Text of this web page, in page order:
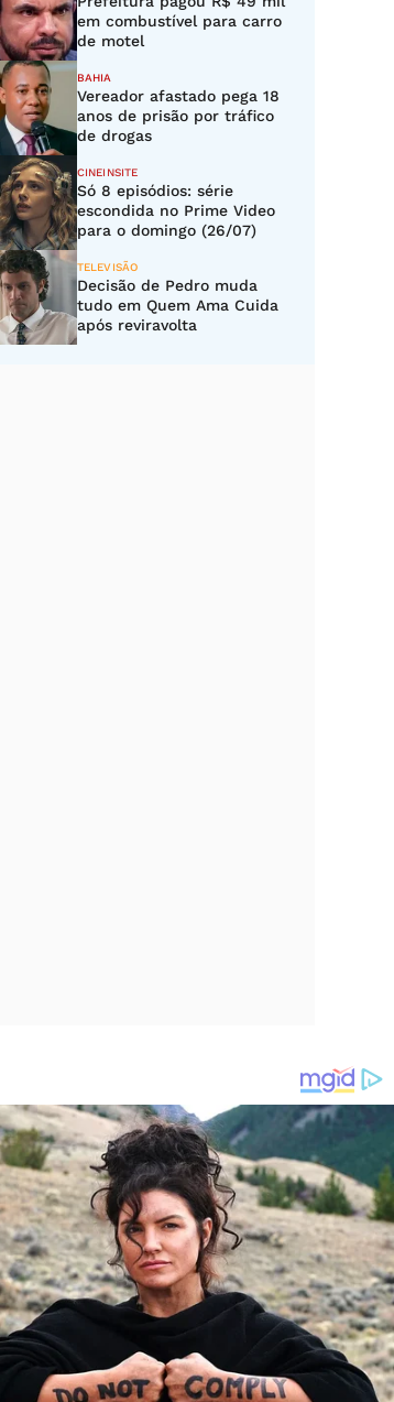
em combustível para carro
de motel
BAHIA
Vereador afastado pega 18
anos de prisão por tráfico
de drogas
CINEINSITE
Só 8 episódios: série
escondida no Prime Video
para o domingo (26/07)
TELEVISÃO
Decisão de Pedro muda
tudo em Quem Ama Cuida
após reviravolta